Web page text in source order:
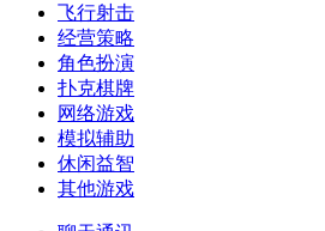
飞行射击
经营策略
角色扮演
扑克棋牌
网络游戏
模拟辅助
休闲益智
其他游戏